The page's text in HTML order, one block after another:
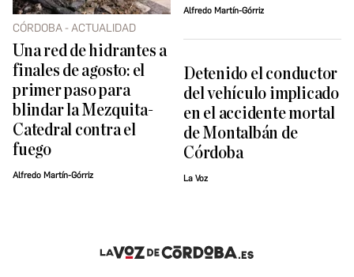
CÓRDOBA - ACTUALIDAD
Una red de hidrantes a
finales de agosto: el
primer paso para
blindar la Mezquita-
Catedral contra el
fuego
Alfredo Martín-Górriz
Alfredo Martín-Górriz
Detenido el conductor
del vehículo implicado
en el accidente mortal
de Montalbán de
Córdoba
La Voz